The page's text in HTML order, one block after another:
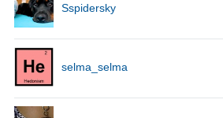
Sspidersky
selma_selma